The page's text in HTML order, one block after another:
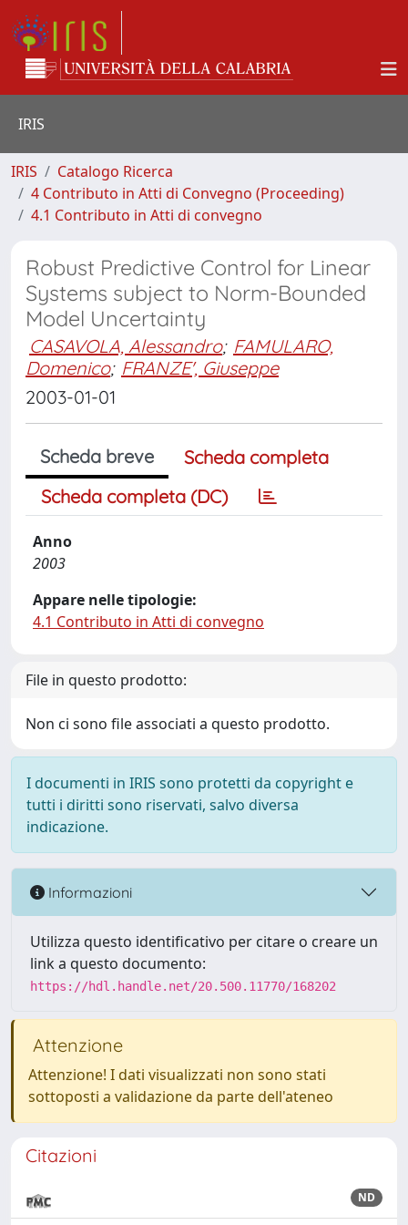
IRIS
IRIS
Catalogo Ricerca
4 Contributo in Atti di Convegno (Proceeding)
4.1 Contributo in Atti di convegno
Robust Predictive Control for Linear
Systems subject to Norm-Bounded
Model Uncertainty
CASAVOLA, Alessandro; FAMULARO,
Domenico; FRANZE', Giuseppe
2003-01-01
Scheda breve
Scheda completa
Scheda completa (DC)
Anno
2003
Appare nelle tipologie:
4.1 Contributo in Atti di convegno
File in questo prodotto:
Non ci sono file associati a questo prodotto.
I documenti in IRIS sono protetti da copyright e
tutti i diritti sono riservati, salvo diversa
indicazione.
Informazioni
Utilizza questo identificativo per citare o creare un
link a questo documento:
https://hdl.handle.net/20.500.11770/168202
Attenzione
Attenzione! I dati visualizzati non sono stati
sottoposti a validazione da parte dell'ateneo
Citazioni
ND